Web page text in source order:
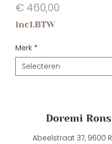
€ 460,00
incl.BTW
Merk *
Doremi
Abeelstraat 37, 9600